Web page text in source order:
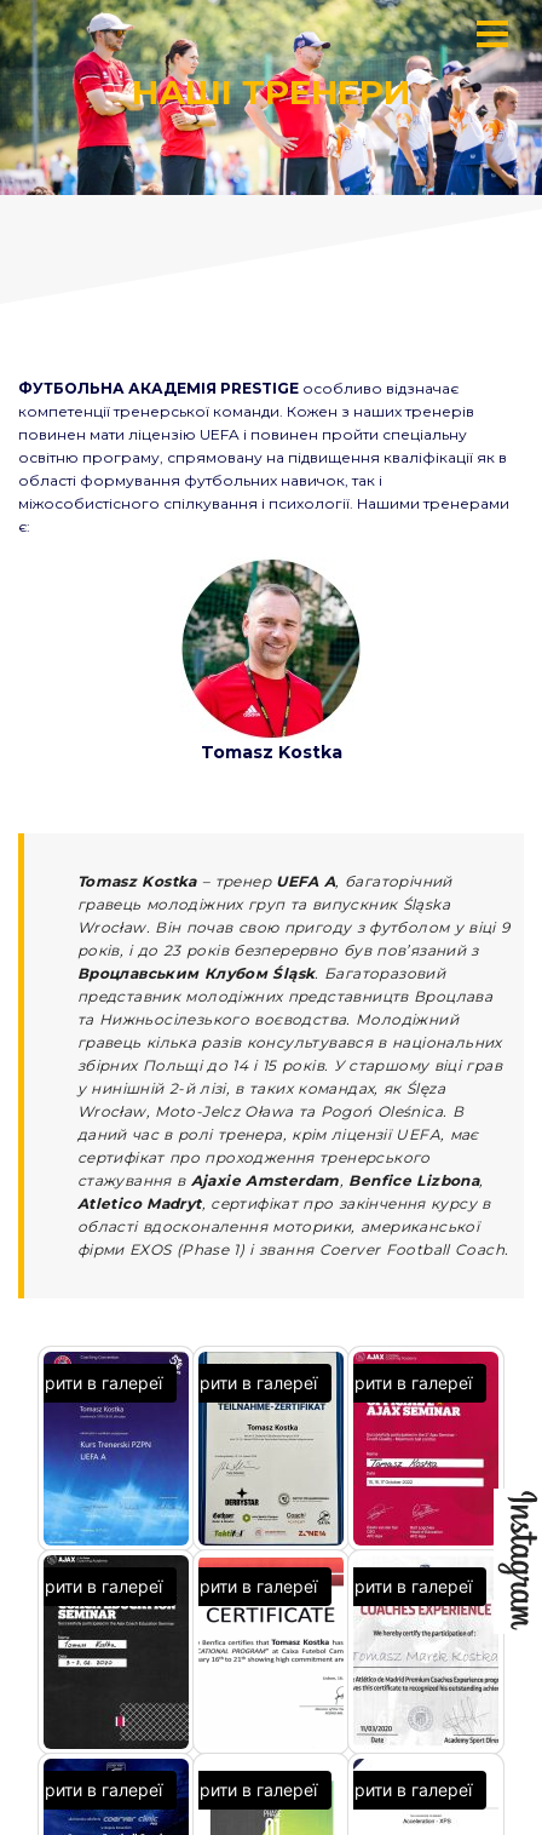
НАШІ ТРЕНЕРИ
ФУТБОЛЬНА АКАДЕМІЯ PRESTIGE особливо відзначає
компетенції тренерської команди. Кожен з наших тренерів
повинен мати ліцензію UEFA і повинен пройти спеціальну
освітню програму, спрямовану на підвищення кваліфікації як в
області формування футбольних навичок, так і
міжособистісного спілкування і психології. Нашими тренерами
є:
Tomasz Kostka
Tomasz Kostka– тренер UEFA A, багаторічний
гравець молодіжних груп та випускник Śląska
Wrocław. Він почав свою пригоду з футболом у віці 9
років, і до 23 років безперервно був пов’язаний з
Вроцлавським Клубом Śląsk. Багаторазовий
представник молодіжних представництв Вроцлава
та Нижньосілезького воєводства. Молодіжний
гравець кілька разів консультувався в національних
збірних Польщі до 14 і 15 років. У старшому віці грав
у нинішній 2-й лізі, в таких командах, як Ślęza
Wrocław, Moto-Jelcz Oława та Pogoń Oleśnica. В
даний час в ролі тренера, крім ліцензії UEFA, має
сертифікат про проходження тренерського
стажування в Ajaxie Amsterdam, Benfice Lizbona,
Atletico Madryt, сертифікат про закінчення курсу в
області вдосконалення моторики, американської
фірми EXOS (Phase 1) і звання Coerver Football Coach.
Відкрити в галереї Відкрити в галереї Відкрити в галереї
Відкрити в галереї Відкрити в галереї Відкрити в галереї
Відкрити в галереї Відкрити в галереї Відкрити в галереї